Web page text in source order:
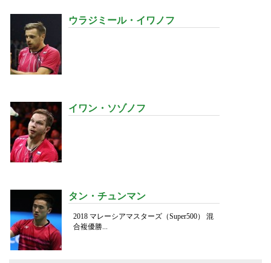
ウラジミール・イワノフ
イワン・ソゾノフ
タン・チュンマン
2018 マレーシアマスターズ（Super500） 混
合複優勝...